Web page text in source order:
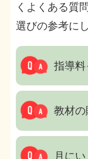
くよくある質
選びの参考に
指導料
教材の
月に